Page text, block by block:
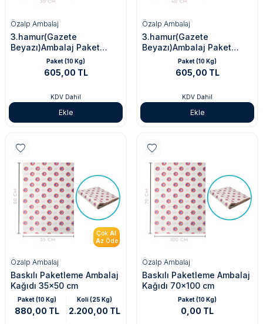
Özalp Ambalaj
3.hamur(Gazete
Beyazı)Ambalaj Paket
Kağıdı 30x40cm
Paket (10 Kg)
605,00 TL
KDV Dahil
Ekle
Özalp Ambalaj
3.hamur(Gazete
Beyazı)Ambalaj Paket
Kağıdı 40x60cm
Paket (10 Kg)
605,00 TL
KDV Dahil
Ekle
Çok Al
Az Öde
Özalp Ambalaj
Baskılı Paketleme Ambalaj
Kağıdı 35x50 cm
Paket (10 Kg)
880,00 TL
Koli (25 Kg)
2.200,00 TL
Özalp Ambalaj
Baskılı Paketleme Ambalaj
Kağıdı 70x100 cm
Paket (10 Kg)
0,00 TL